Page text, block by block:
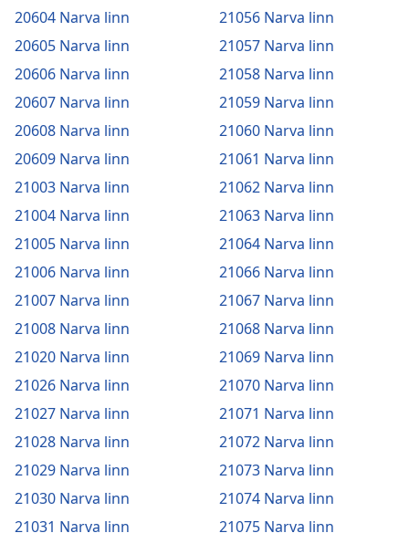
20604 Narva linn
20605 Narva linn
20606 Narva linn
20607 Narva linn
20608 Narva linn
20609 Narva linn
21003 Narva linn
21004 Narva linn
21005 Narva linn
21006 Narva linn
21007 Narva linn
21008 Narva linn
21020 Narva linn
21026 Narva linn
21027 Narva linn
21028 Narva linn
21029 Narva linn
21030 Narva linn
21031 Narva linn
21056 Narva linn
21057 Narva linn
21058 Narva linn
21059 Narva linn
21060 Narva linn
21061 Narva linn
21062 Narva linn
21063 Narva linn
21064 Narva linn
21066 Narva linn
21067 Narva linn
21068 Narva linn
21069 Narva linn
21070 Narva linn
21071 Narva linn
21072 Narva linn
21073 Narva linn
21074 Narva linn
21075 Narva linn